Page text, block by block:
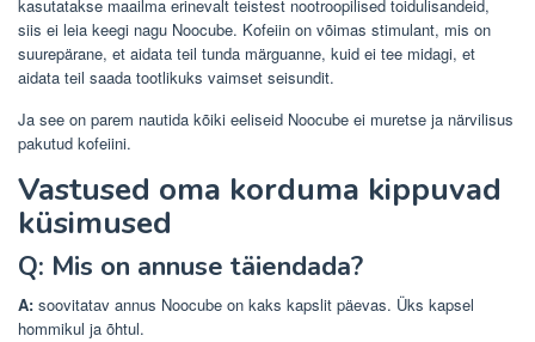
kasutatakse maailma erinevalt teistest nootroopilised toidulisandeid,
siis ei leia keegi nagu Noocube. Kofeiin on võimas stimulant, mis on
suurepärane, et aidata teil tunda märguanne, kuid ei tee midagi, et
aidata teil saada tootlikuks vaimset seisundit.
Ja see on parem nautida kõiki eeliseid Noocube ei muretse ja närvilisus
pakutud kofeiini.
Vastused oma korduma kippuvad
küsimused
Q: Mis on annuse täiendada?
A: soovitatav annus Noocube on kaks kapslit päevas. Üks kapsel
hommikul ja õhtul.